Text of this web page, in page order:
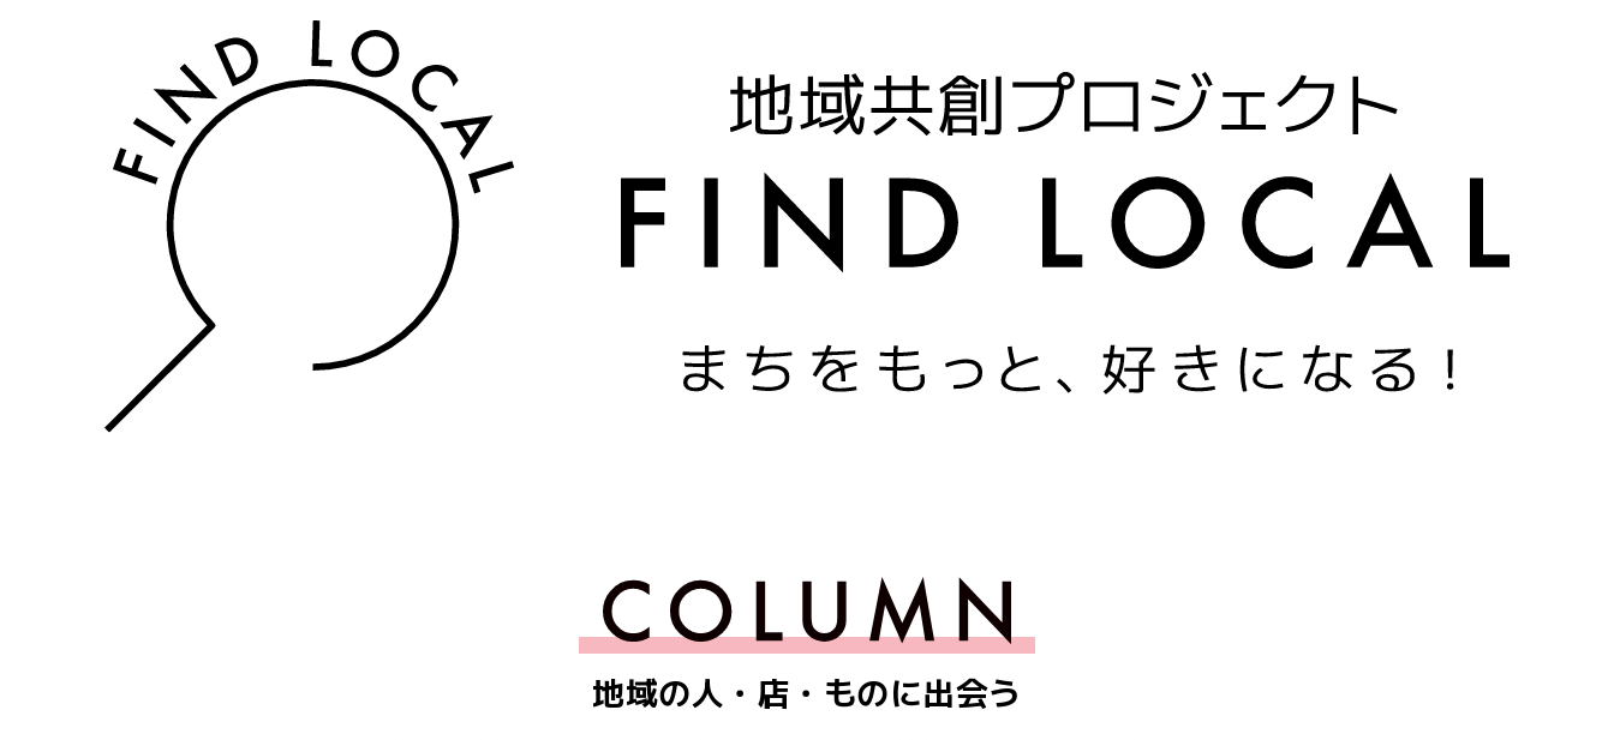
地域の人・店・ものに出会う